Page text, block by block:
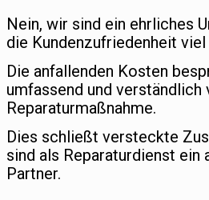
Nein, wir sind ein ehrliches
die Kundenzufriedenheit
Die anfallenden Kosten
umfassend und verständlich
Reparaturmaßnahme.
Dies schließt versteckte
sind als Reparaturdienst ein
Partner.